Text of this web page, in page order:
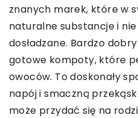
znanych marek, które w
naturalne substancje i
dosładzane. Bardzo
gotowe kompoty, które
owoców. To doskonały
napój i smaczną
może przydać się na